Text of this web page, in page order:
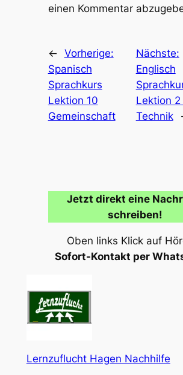
einen Kommentar
← Vorherige:
Spanisch
Sprachkurs
Lektion 10
Gemeinschaft
Nächste:
Englisch
Lektion
Technik
Jetzt direkt eine
schreiben!
Oben links Klick auf
Sofort-Kontakt per
Lernzuflucht Hagen Nachhilfe